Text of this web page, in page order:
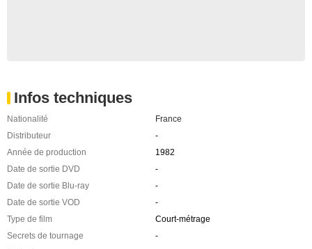
Infos techniques
Nationalité
France
Distributeur
-
Année de production
1982
Date de sortie DVD
-
Date de sortie Blu-ray
-
Date de sortie VOD
-
Type de film
Court-métrage
Secrets de tournage
-